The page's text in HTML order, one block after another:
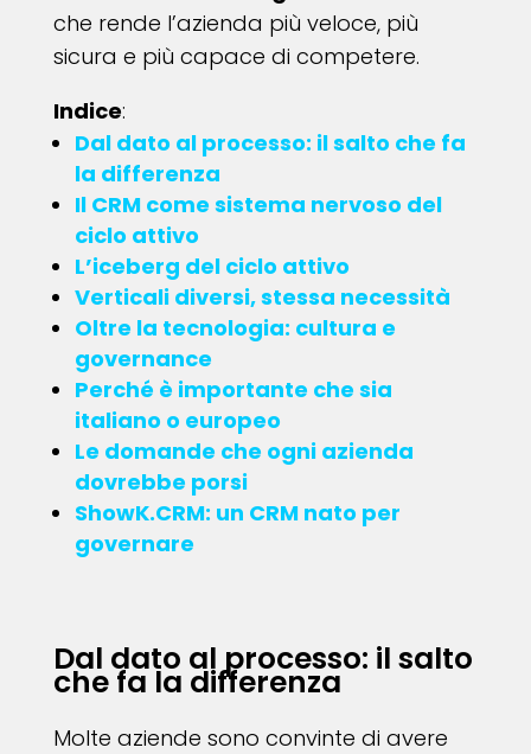
che rende l’azienda più veloce, più
sicura e più capace di competere.
Indice:
Dal dato al processo: il salto che fa
la differenza
Il CRM come sistema nervoso del
ciclo attivo
L’iceberg del ciclo attivo
Verticali diversi, stessa necessità
Oltre la tecnologia: cultura e
governance
Perché è importante che sia
italiano o europeo
Le domande che ogni azienda
dovrebbe porsi
ShowK.CRM: un CRM nato per
governare
Dal dato al processo: il salto
che fa la differenza
Molte aziende sono convinte di avere